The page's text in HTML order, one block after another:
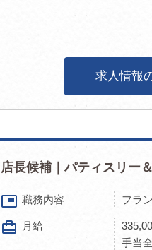
求人情報
店長候補｜パティスリー
picture_in_picture 職務内容 フラ
card_travel 月給
手当